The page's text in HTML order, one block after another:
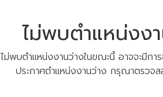
ไม่พบตำแหน่งง
ไม่พบตำแหน่งงานว่างในขณะนี้ อาจจะมีกา
ประกาศตำแหน่งงานว่าง กรุณาตรวจ